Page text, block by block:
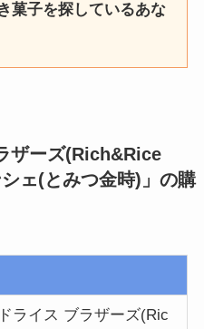
菓子を探しているあな
ザーズ(Rich&Rice
ェ(とみつ金時)」 の購
ライス ブラザーズ(Ric